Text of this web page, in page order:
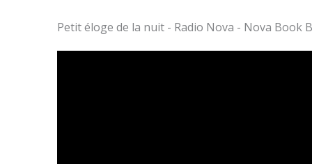
Petit éloge de la nuit - Radio Nova - Nova Book